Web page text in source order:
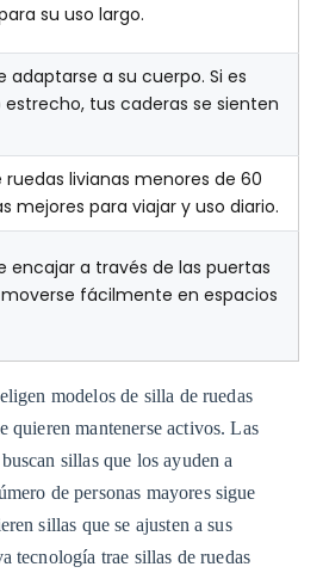
su uso largo.
adaptarse a su cuerpo. Si es
tus caderas se sienten
ruedas livianas menores de 60
mejores para viajar y uso diario.
encajar a través de las puertas
fácilmente en espacios
modelos de silla de ruedas
quieren mantenerse activos. Las
sillas que los ayuden a
de personas mayores sigue
sillas que se ajusten a sus
tecnología trae sillas de ruedas